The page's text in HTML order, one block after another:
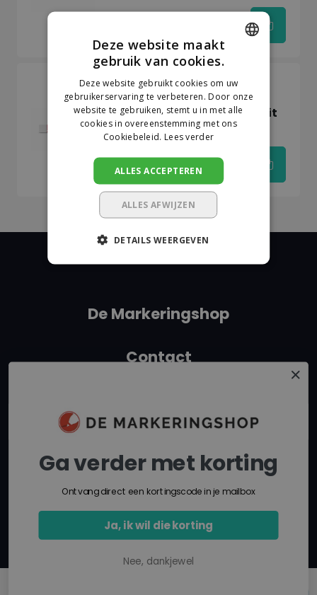
Op voorraad
Kadeem
Kadeem Verkeerskrijt Wit
150 x 20 x 20 mm
€6,45
De Markeringshop
Contact
Ga verder met korting
Ontvang direct een kortingscode in je mailbox
Ja, ik wil die korting
Nee, dankjewel
DUTCH
GERMAN
Deze website maakt
gebruik van cookies.
Deze website gebruikt cookies om uw
gebruikerservaring te verbeteren. Door onze
website te gebruiken, stemt u in met alle
cookies in overeenstemming met ons
Cookiebeleid. Lees verder
ALLES ACCEPTEREN
ALLES AFWIJZEN
DETAILS WEERGEVEN